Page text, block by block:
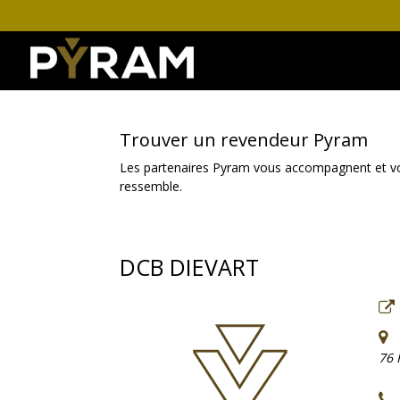
Trouver un revendeur Pyram
Les partenaires Pyram vous accompagnent et
ressemble.
DCB DIEVART
76